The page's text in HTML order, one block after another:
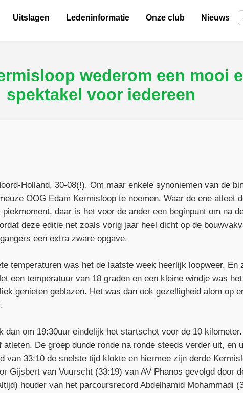
Uitslagen Ledeninformatie Onze club Nieuws
wederom een mooi
spektakel voor iedereen
Holland, 30-08(!). Om maar enkele synoniemen van de
OOG Edam Kermisloop te noemen. Waar de ene atleet
daar is het voor de ander een beginpunt om na
deze editie net zoals vorig jaar heel dicht op de
een extra zware opgave.
temperaturen was het de laatste week heerlijk loopweer. En
een temperatuur van 18 graden en een kleine windje was
genieten geblazen. Het was dan ook gezelligheid alom op
dan om 19:30uur eindelijk het startschot voor de 10
De groep dunde ronde na ronde steeds verder uit, en
van 33:10 de snelste tijd klokte en hiermee zijn derde
Gijsbert van Vuurscht (33:19) van AV Phanos gevolgd door
houder van het parcoursrecord Abdelhamid Mohammadi